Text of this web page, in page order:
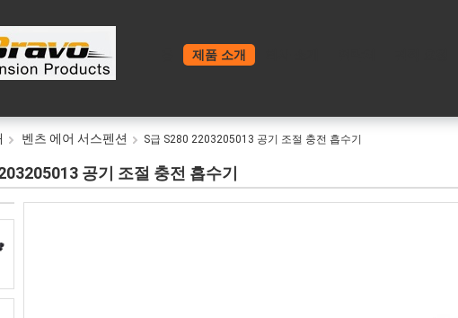
제품 소개
벤츠 에어 서스펜션 S급 S280 2203205013 공기 조절 충전 흡수기
공기 조절 충전 흡수기